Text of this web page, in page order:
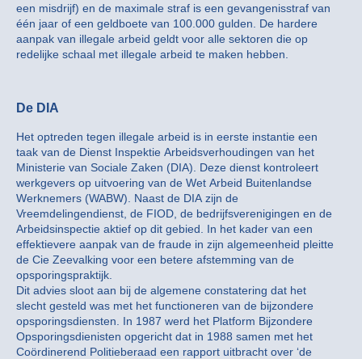
een misdrijf) en de maximale straf is een gevangenisstraf van
één jaar of een geldboete van 100.000 gulden. De hardere
aanpak van illegale arbeid geldt voor alle sektoren die op
redelijke schaal met illegale arbeid te maken hebben.
De DIA
Het optreden tegen illegale arbeid is in eerste instantie een
taak van de Dienst Inspektie Arbeidsverhoudingen van het
Ministerie van Sociale Zaken (DIA). Deze dienst kontroleert
werkgevers op uitvoering van de Wet Arbeid Buitenlandse
Werknemers (WABW). Naast de DIA zijn de
Vreemdelingendienst, de FIOD, de bedrijfsverenigingen en de
Arbeidsinspectie aktief op dit gebied. In het kader van een
effektievere aanpak van de fraude in zijn algemeenheid pleitte
de Cie Zeevalking voor een betere afstemming van de
opsporingspraktijk.
Dit advies sloot aan bij de algemene constatering dat het
slecht gesteld was met het functioneren van de bijzondere
opsporingsdiensten. In 1987 werd het Platform Bijzondere
Opsporingsdienisten opgericht dat in 1988 samen met het
Coördinerend Politieberaad een rapport uitbracht over ‘de